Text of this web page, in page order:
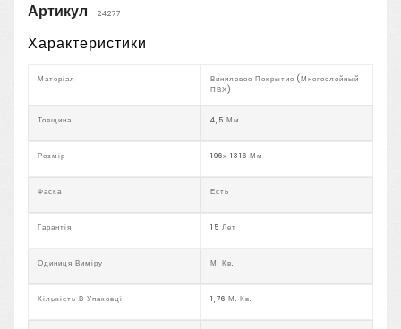
Артикул 24277
Характеристики
Матеріал
Виниловое Покрытие (многослойный
ПВХ)
Товщина 4,5 Мм
Розмір 196х 1316 Мм
Фаска Есть
Гарантія 15 Лет
Одиниця Виміру М. Кв.
Кількість В Упаковці 1,76 М. Кв.